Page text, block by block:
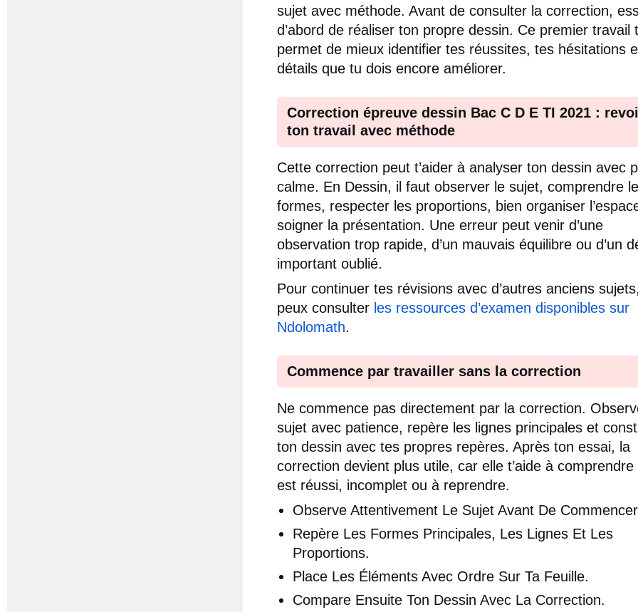
sujet avec méthode. Avant de consulter la correction,
d’abord de réaliser ton propre dessin. Ce premier travail
permet de mieux identifier tes réussites, tes hésitations
détails que tu dois encore améliorer.
Correction épreuve dessin Bac C D E TI 2021 :
ton travail avec méthode
Cette correction peut t’aider à analyser ton dessin avec
calme. En Dessin, il faut observer le sujet, comprendre
formes, respecter les proportions, bien organiser
soigner la présentation. Une erreur peut venir d’une
observation trop rapide, d’un mauvais équilibre ou d’un
important oublié.
Pour continuer tes révisions avec d’autres anciens
peux consulter les ressources d’examen disponibles sur
Ndolomath.
Commence par travailler sans la correction
Ne commence pas directement par la correction.
sujet avec patience, repère les lignes principales et
ton dessin avec tes propres repères. Après ton essai, la
correction devient plus utile, car elle t’aide à comprendre
est réussi, incomplet ou à reprendre.
Observe Attentivement Le Sujet Avant De
Repère Les Formes Principales, Les Lignes Et Les
Proportions.
Place Les Éléments Avec Ordre Sur Ta Feuille.
Compare Ensuite Ton Dessin Avec La Correction.